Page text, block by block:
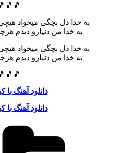
به خدا دل بچگی میخواد
به خدا من دنیارو دیدم
به خدا دل بچگی میخواد
به خدا من دنیارو دیدم
دانلود آهنگ با
دانلود آهنگ با